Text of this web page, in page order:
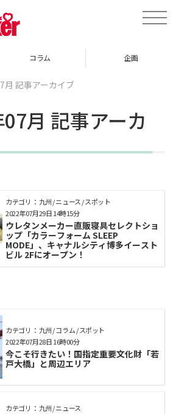
toggle
コラム 企画
月 記事アーカイブ
月 記事アーカ
カテゴリ： 九州 / ニュース / スポット
ウレタンメーカー直販寝具セレクトショ
ップ「カラーフォーム SLEEP
MODE」、キャナルシティ博多イースト
ビル 2Fにオープン！
2022年07月29日 14時15分
カテゴリ： 九州 / コラム / スポット
今こそ行きたい！国指定重要文化財「若
戸大橋」と周辺エリア
2022年07月28日 16時00分
カテゴリ： 九州 / ニュース